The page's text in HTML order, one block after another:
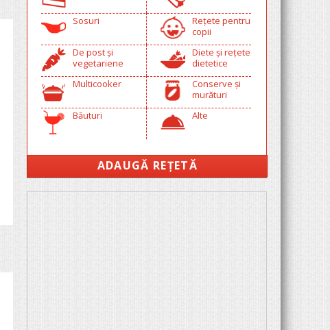
Sosuri
Rețete pentru
copii
De post și
vegetariene
Diete și rețete
dietetice
Multicooker
Conserve și
murături
Băuturi
Alte
ADAUGĂ REȚETĂ